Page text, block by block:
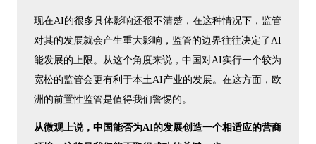
现在AI的很多具体影响还很不清楚，在这种情况下，监管
对其的发展就会产生重大影响，监管的边界往往决定了AI
能发展的上限。从这个角度来说，中国对AI实行一个较为
宽松的监管会更有利于本土AI产业的发展。在这方面，欧
洲的前置性监管是值得我们警惕的。
从微观上说，中国能否为AI的发展创造一个相适应的营商